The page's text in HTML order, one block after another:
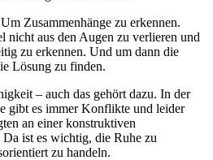
Zusammenhänge zu erkennen.
nicht aus den Augen zu verlieren und
zu erkennen. Und um dann die
Lösung zu finden.
– auch das gehört dazu. In der
gibt es immer Konflikte und leider
an einer konstruktiven
ist es wichtig, die Ruhe zu
zu handeln.